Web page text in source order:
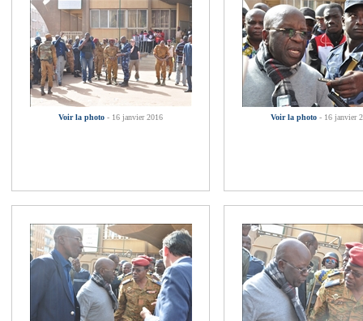
Voir la photo - 16 janvier 2016 Voir la photo - 16 janvier